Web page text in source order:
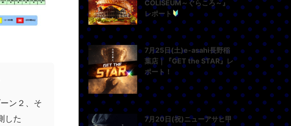
ン２、そ
した
COLISEUM～ぐらころ～』
レポート
7月25日(土)e-asahi長野稲
葉店｜『GET the STAR』レ
ポート！
7月20日(祝)ニューアサヒ甲